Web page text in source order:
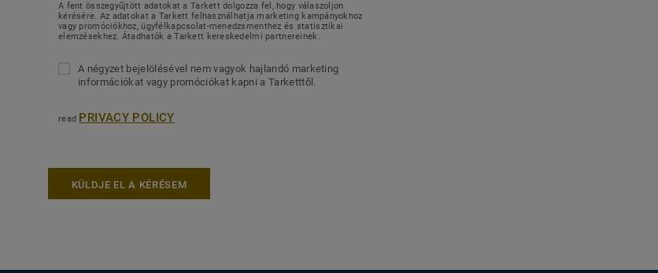
A fent összegyűjtött adatokat a Tarkett dolgozza fel, hogy válaszoljon
kérésére. Az adatokat a Tarkett felhasználhatja marketing kampányokhoz
vagy promóciókhoz, ügyfélkapcsolat-menedzsmenthez és statisztikai
elemzésekhez. Átadhatók a Tarkett kereskedelmi partnereinek.
A négyzet bejelölésével nem vagyok hajlandó marketing
információkat vagy promóciókat kapni a Tarketttől.
read PRIVACY POLICY
KÜLDJE EL A KÉRÉSEM